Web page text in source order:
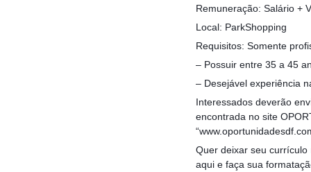
Remuneração: Salário +
Local: ParkShopping
Requisitos: Somente
– Possuir entre 35 a 45
– Desejável experiência
Interessados deverão
encontrada no site
Quer deixar seu
aqui e faça sua